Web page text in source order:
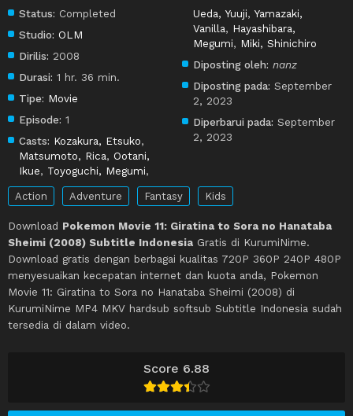
Score 6.88
Status: Completed
Studio: OLM
Dirilis: 2008
Durasi: 1 hr. 36 min.
Tipe: Movie
Episode: 1
Casts: Kozakura, Etsuko,
Matsumoto, Rica, Ootani,
Ikue, Toyoguchi, Megumi,
Ueda, Yuuji,Yamazaki,
Vanilla, Hayashibara,
Megumi, Miki, Shinichiro
Diposting oleh: nanz
Diposting pada: September
2, 2023
Diperbarui pada: September
2, 2023
Action Adventure Fantasy Kids
Download Pokemon Movie 11: Giratina to Sora no Hanataba
Sheimi (2008) Subtitle Indonesia Gratis di KurumiNime.
Download gratis dengan berbagai kualitas 720P 360P 240P 480P
menyesuaikan kecepatan internet dan kuota anda, Pokemon
Movie 11: Giratina to Sora no Hanataba Sheimi (2008) di
KurumiNime MP4 MKV hardsub softsub Subtitle Indonesia sudah
tersedia di dalam video.